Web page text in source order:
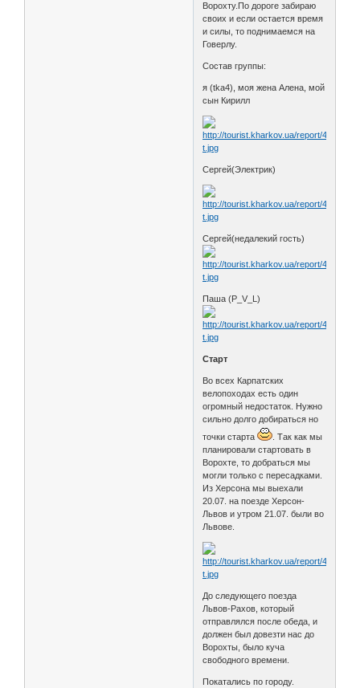
Ворохту.По дороге забираю
своих и если остается время
и силы, то поднимаемся на
Говерлу.
Состав группы:
я (tka4), моя жена Алена, мой
сын Кирилл
Сергей(Электрик)
Сергей(недалекий гость)
Паша (P_V_L)
Старт
Во всех Карпатских
велопоходах есть один
огромный недостаток. Нужно
сильно долго добираться но
точки старта
. Так как мы
планировали стартовать в
Ворохте, то добраться мы
могли только с пересадками.
Из Херсона мы выехали
20.07. на поезде Херсон-
Львов и утром 21.07. были во
Львове.
До следующего поезда
Львов-Рахов, который
отправлялся после обеда, и
должен был довезти нас до
Ворохты, было куча
свободного времени.
Покатались по городу.